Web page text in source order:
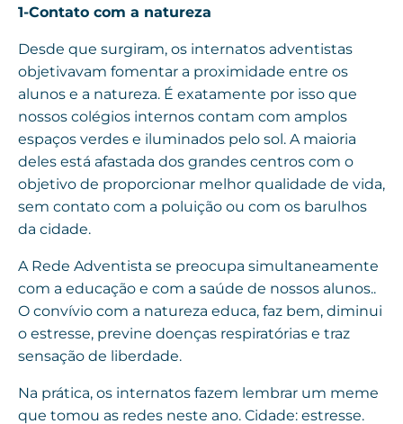
1-Contato com a natureza
Desde que surgiram, os internatos adventistas
objetivavam fomentar a proximidade entre os
alunos e a natureza. É exatamente por isso que
nossos colégios internos contam com amplos
espaços verdes e iluminados pelo sol. A maioria
deles está afastada dos grandes centros com o
objetivo de proporcionar melhor qualidade de vida,
sem contato com a poluição ou com os barulhos
da cidade.
A Rede Adventista se preocupa simultaneamente
com a educação e com a saúde de nossos alunos..
O convívio com a natureza educa, faz bem, diminui
o estresse, previne doenças respiratórias e traz
sensação de liberdade.
Na prática, os internatos fazem lembrar um meme
que tomou as redes neste ano. Cidade: estresse.